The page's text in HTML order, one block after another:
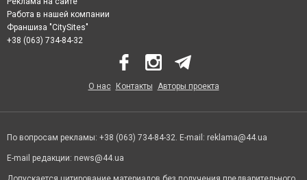
Работа в нашей компании
Франшиза "CitySites"
+38 (063) 734-84-32
О нас Контакты Авторы проекта
По вопросам рекламы: +38 (063) 734-84-32. E-mail: reklama@44.ua
E-mail редакции: news@44.ua